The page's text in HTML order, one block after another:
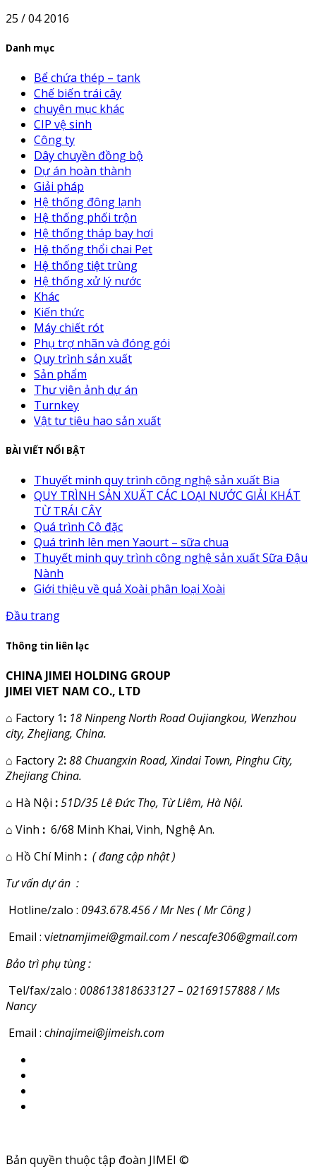
25 / 04 2016
Danh mục
Bể chứa thép – tank
Chế biến trái cây
chuyên mục khác
CIP vệ sinh
Công ty
Dây chuyền đồng bộ
Dự án hoàn thành
Giải pháp
Hệ thống đông lạnh
Hệ thống phối trộn
Hệ thống tháp bay hơi
Hệ thống thổi chai Pet
Hệ thống tiệt trùng
Hệ thống xử lý nước
Khác
Kiến thức
Máy chiết rót
Phụ trợ nhãn và đóng gói
Quy trình sản xuất
Sản phẩm
Thư viên ảnh dự án
Turnkey
Vật tư tiêu hao sản xuất
BÀI VIẾT NỔI BẬT
Thuyết minh quy trình công nghệ sản xuất Bia
QUY TRÌNH SẢN XUẤT CÁC LOẠI NƯỚC GIẢI KHÁT
TỪ TRÁI CÂY
Quá trình Cô đặc
Quá trình lên men Yaourt – sữa chua
Thuyết minh quy trình công nghệ sản xuất Sữa Đậu
Nành
Giới thiệu về quả Xoài phân loại Xoài
Đầu trang
Thông tin liên lạc
CHINA JIMEI HOLDING GROUP
JIMEI VIET NAM CO., LTD
⌂ Factory 1: 18 Ninpeng North Road Oujiangkou, Wenzhou
city, Zhejiang, China.
⌂ Factory 2:88 Chuangxin Road, Xindai Town, Pinghu City,
Zhejiang China.
⌂ Hà Nội :51D/35 Lê Đức Thọ, Từ Liêm, Hà Nội.
⌂ Vinh : 6/68 Minh Khai, Vinh, Nghệ An.
⌂ Hồ Chí Minh : ( đang cập nhật )
Tư vấn dự án :
Hotline/zalo : 0943.678.456 / Mr Nes ( Mr Công )
Email : vietnamjimei@gmail.com / nescafe306@gmail.com
Bảo trì phụ tùng :
Tel/fax/zalo : 008613818633127 – 02169157888 / Ms
Nancy
Email : chinajimei@jimeish.com
Bản quyền thuộc tập đoàn JIMEI ©